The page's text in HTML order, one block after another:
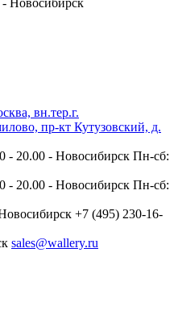
вн.тер.г.
пр-кт Кутузовский, д.
Пн-сб:
Пн-сб:
+7 (495) 230-16-
sales@wallery.ru